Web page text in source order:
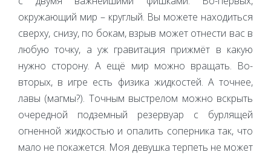
окружающий мир – круглый. Вы можете находиться
сверху, снизу, по бокам, взрыв может отнести вас в
любую точку, а уж гравитация прижмёт в какую
нужно сторону. А ещё мир можно вращать. Во-
вторых, в игре есть физика жидкостей. А точнее,
лавы (магмы?). Точным выстрелом можно вскрыть
очередной подземный резервуар с бурлящей
огненной жидкостью и опалить соперника так, что
мало не покажется. Моя девушка терпеть не может